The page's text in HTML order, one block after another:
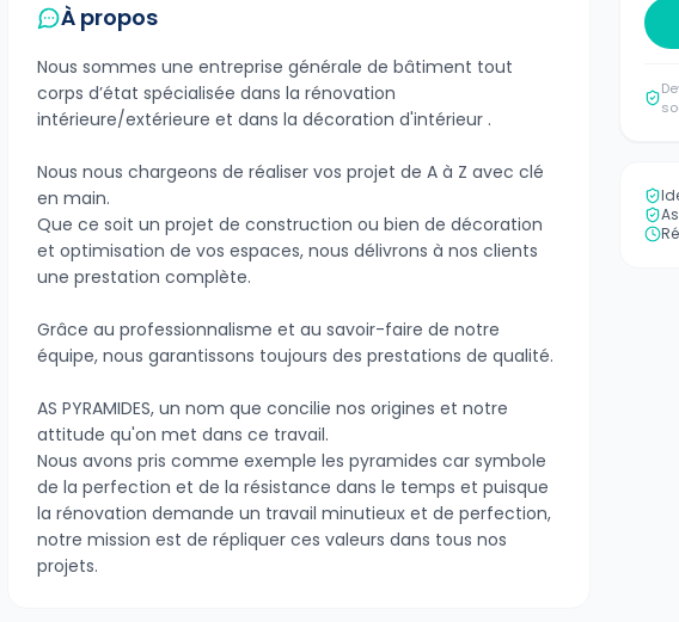
À propos
Nous sommes une entreprise générale de bâtiment tout
corps d’état spécialisée dans la rénovation
intérieure/extérieure et dans la décoration d'intérieur .
Nous nous chargeons de réaliser vos projet de A à Z avec clé
en main.
Que ce soit un projet de construction ou bien de décoration
et optimisation de vos espaces, nous délivrons à nos clients
une prestation complète.
Grâce au professionnalisme et au savoir-faire de notre
équipe, nous garantissons toujours des prestations de qualité.
AS PYRAMIDES, un nom que concilie nos origines et notre
attitude qu'on met dans ce travail.
Nous avons pris comme exemple les pyramides car symbole
de la perfection et de la résistance dans le temps et puisque
la rénovation demande un travail minutieux et de perfection,
notre mission est de répliquer ces valeurs dans tous nos
projets.